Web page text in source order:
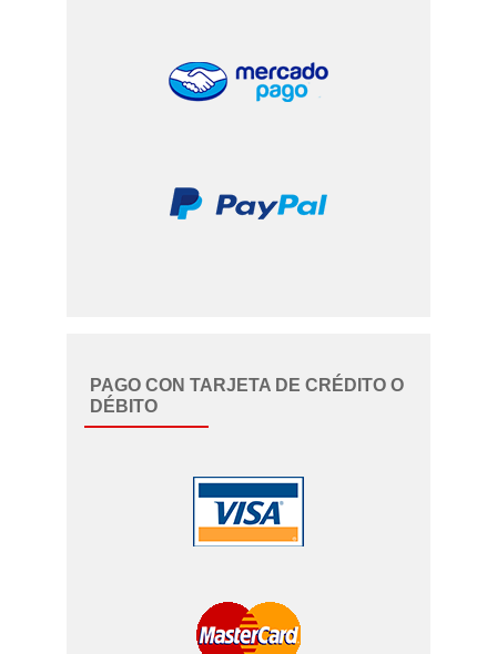
PAGO CON TARJETA DE CRÉDITO O
DÉBITO